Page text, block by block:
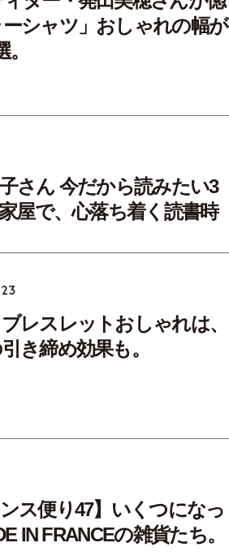
シャツ」おしゃれの幅が
さん 今だから読みたい3
屋で、心落ち着く読書時
レスレットおしゃれは、
き締め効果も。
ス便り47】いくつになっ
IN FRANCEの雑貨たち。